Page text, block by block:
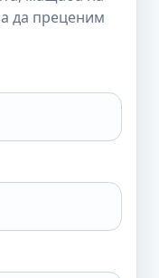
да преценим